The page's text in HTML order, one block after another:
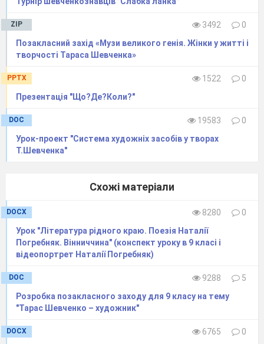
Одружимо їх. Не вгадали.
Старі зарані повмирали.
Та вже не сходились ніколи.
Мене по волі і неволі
Носило всюди .Принесло
На старість ледве і додому.
Веселеє колись село
Здавалось темнім і німим,
Таким, як я тепер, старим.
«Чи жива
Ота Оксаночка?» - питаю
«Ота маленька, кучерява,
Що з нами гралася колись.
«Я не журюсь. Помандрувала
ZIP 3492
0
Позакласний захід «Музи великого генія. Жінки у житті і
творчості Тараса Шевченка»
PPTX 1522
0
Презентація "Що?Де?Коли?"
DOC 19583
0
Урок-проект "Система художніх засобів у творах
Т.Шевченка"
Схожі матеріали
DOCX 8280
0
Урок "Література рідного краю. Поезія Наталії
Погребняк. Вінниччина" (конспект уроку в 9 класі і
відеопортрет Наталії Погребняк)
DOC 9288
5
Розробка позакласного заходу для 9 класу на тему
"Тарас Шевченко – художник"
DOCX 6765
0